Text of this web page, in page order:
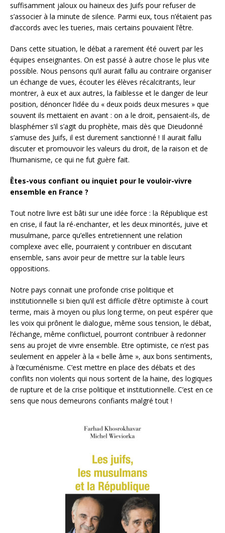
suffisamment jaloux ou haineux des Juifs pour refuser de
s’associer à la minute de silence. Parmi eux, tous n’étaient pas
d’accords avec les tueries, mais certains pouvaient l’être.
Dans cette situation, le débat a rarement été ouvert par les
équipes enseignantes. On est passé à autre chose le plus vite
possible. Nous pensons qu’il aurait fallu au contraire organiser
un échange de vues, écouter les élèves récalcitrants, leur
montrer, à eux et aux autres, la faiblesse et le danger de leur
position, dénoncer l’idée du « deux poids deux mesures » que
souvent ils mettaient en avant : on a le droit, pensaient-ils, de
blasphémer s’il s’agit du prophète, mais dès que Dieudonné
s’amuse des Juifs, il est durement sanctionné ! Il aurait fallu
discuter et promouvoir les valeurs du droit, de la raison et de
l’humanisme, ce qui ne fut guère fait.
Êtes-vous confiant ou inquiet pour le vouloir-vivre
ensemble en France ?
Tout notre livre est bâti sur une idée force : la République est
en crise, il faut la ré-enchanter, et les deux minorités, juive et
musulmane, parce qu’elles entretiennent une relation
complexe avec elle, pourraient y contribuer en discutant
ensemble, sans avoir peur de mettre sur la table leurs
oppositions.
Notre pays connait une profonde crise politique et
institutionnelle si bien qu’il est difficile d’être optimiste à court
terme, mais à moyen ou plus long terme, on peut espérer que
les voix qui prônent le dialogue, même sous tension, le débat,
l’échange, même conflictuel, pourront contribuer à redonner
sens au projet de vivre ensemble. Etre optimiste, ce n’est pas
seulement en appeler à la « belle âme », aux bons sentiments,
à l’œcuménisme. C’est mettre en place des débats et des
conflits non violents qui nous sortent de la haine, des logiques
de rupture et de la crise politique et institutionnelle. C’est en ce
sens que nous demeurons confiants malgré tout !